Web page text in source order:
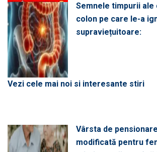
Semnele timpurii ale
colon pe care le-a
supraviețuitoare:
Vezi cele mai noi si interesante stiri
Vârsta de
modificată pentru